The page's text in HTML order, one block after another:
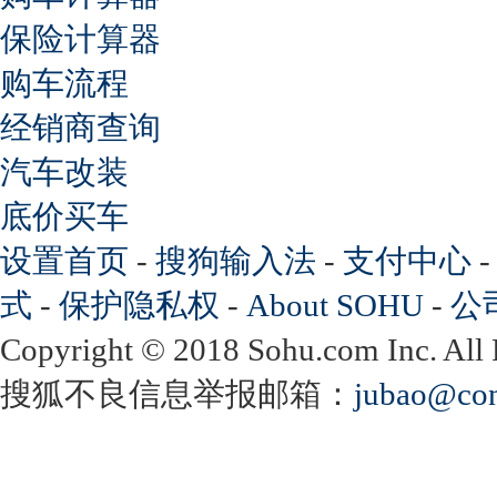
保险计算器
购车流程
经销商查询
汽车改装
底价买车
设置首页 - 搜狗输入法 - 支付中心 -
式 - 保护隐私权 - About SOHU - 公
Copyright © 2018 Sohu.com Inc.
搜狐不良信息举报邮箱：